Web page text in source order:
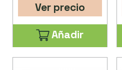
Ver precio
Añadir